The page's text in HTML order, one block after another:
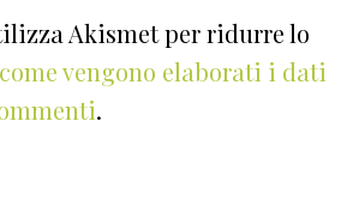
Akismet per ridurre lo
vengono elaborati i dati
.